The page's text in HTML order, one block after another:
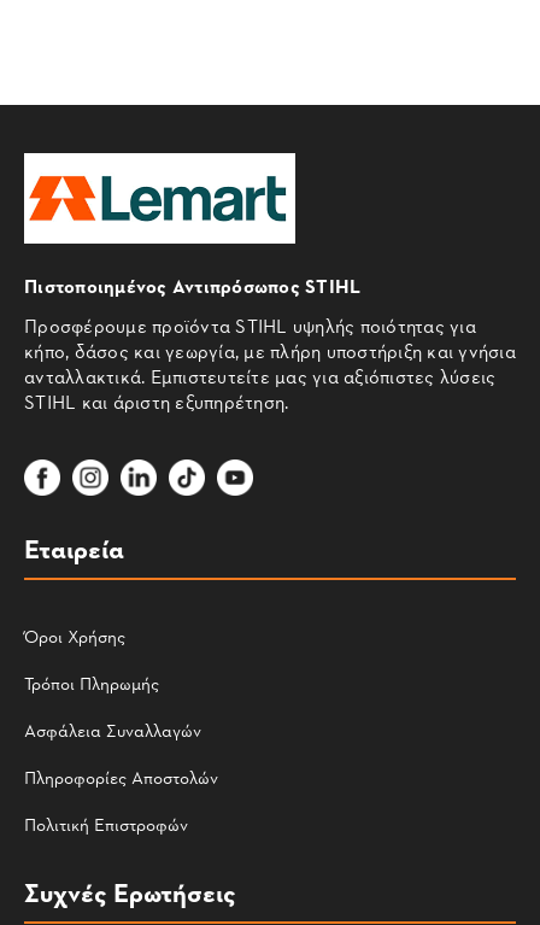
Πιστοποιημένος Αντιπρόσωπος STIHL
Προσφέρουμε προϊόντα STIHL υψηλής ποιότητας για
κήπο, δάσος και γεωργία, με πλήρη υποστήριξη και γνήσια
ανταλλακτικά. Εμπιστευτείτε μας για αξιόπιστες λύσεις
STIHL και άριστη εξυπηρέτηση.
Εταιρεία
Όροι Χρήσης
Τρόποι Πληρωμής
Ασφάλεια Συναλλαγών
Πληροφορίες Αποστολών
Πολιτική Επιστροφών
Συχνές Ερωτήσεις